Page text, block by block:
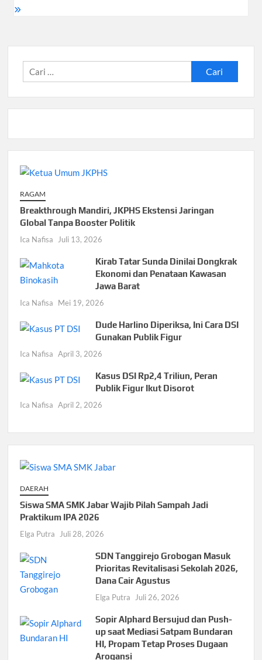
Cari
untuk:
RAGAM
Breakthrough Mandiri, JKPHS Ekstensi Jaringan
Global Tanpa Booster Politik
Ica Nafisa Juli 13, 2026
Kirab Tatar Sunda Dinilai Dongkrak
Ekonomi dan Penataan Kawasan
Jawa Barat
Ica Nafisa Mei 19, 2026
Dude Harlino Diperiksa, Ini Cara DSI
Gunakan Publik Figur
Ica Nafisa April 3, 2026
Kasus DSI Rp2,4 Triliun, Peran
Publik Figur Ikut Disorot
Ica Nafisa April 2, 2026
DAERAH
Siswa SMA SMK Jabar Wajib Pilah Sampah Jadi
Praktikum IPA 2026
Elga Putra Juli 28, 2026
SDN Tanggirejo Grobogan Masuk
Prioritas Revitalisasi Sekolah 2026,
Dana Cair Agustus
Elga Putra Juli 26, 2026
Sopir Alphard Bersujud dan Push-
up saat Mediasi Satpam Bundaran
HI, Propam Tetap Proses Dugaan
Arogansi